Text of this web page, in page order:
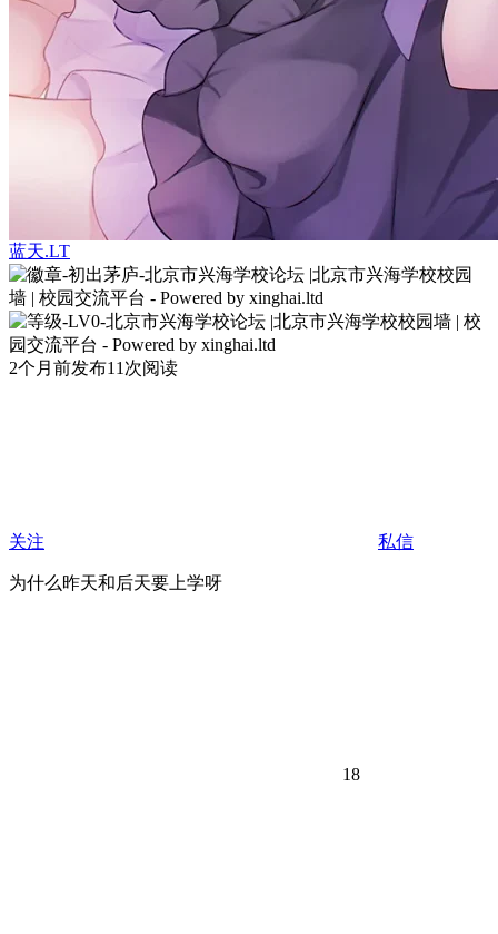
蓝天.LT
2个月前发布11次阅读
关注 私信
为什么昨天和后天要上学呀
18